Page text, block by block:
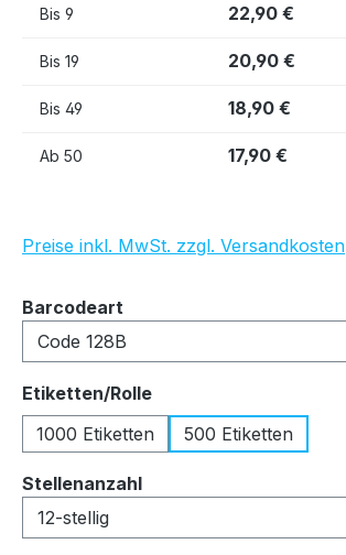
Bis 9 22,90 €
Bis 19 20,90 €
Bis 49 18,90 €
Ab 50 17,90 €
Preise inkl. MwSt. zzgl. Versandkosten
Barcodeart
Etiketten/Rolleauswählen
1000 Etiketten
500 Etiketten
Stellenanzahlauswählen